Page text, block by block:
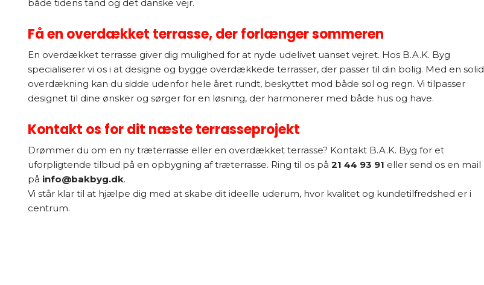
både tidens tand og det danske vejr.
Få en overdækket terrasse, der forlænger sommeren
En overdækket terrasse giver dig mulighed for at nyde udelivet uanset vejret. Hos B.A.K. Byg
specialiserer vi os i at designe og bygge overdækkede terrasser, der passer til din bolig. Med en solid
overdækning kan du sidde udenfor hele året rundt, beskyttet mod både sol og regn. Vi tilpasser
designet til dine ønsker og sørger for en løsning, der harmonerer med både hus og have.
Kontakt os for dit næste terrasseprojekt
Drømmer du om en ny træterrasse eller en overdækket terrasse? Kontakt B.A.K. Byg for et
uforpligtende tilbud på en opbygning af træterrasse. Ring til os på21 44 93 91 eller send os en mail
på info@bakbyg.dk.
Vi står klar til at hjælpe dig med at skabe dit ideelle uderum, hvor kvalitet og kundetilfredshed er i
centrum.